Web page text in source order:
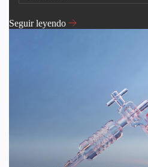
Seguir leyendo